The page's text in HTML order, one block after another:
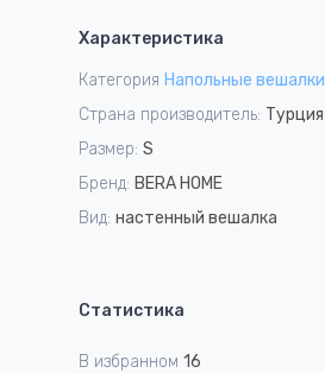
1
Характеристика
Категория Напольные вешалки
Страна производитель: Турция
Размер: S
Бренд: BERA HOME
Вид: настенный вешалка
Статистика
В избранном 16